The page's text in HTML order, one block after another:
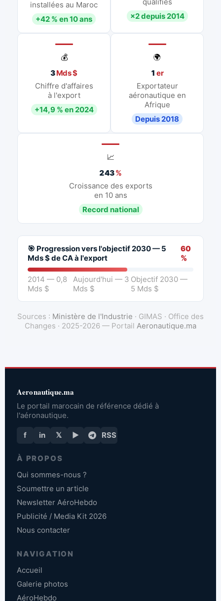
installées au Maroc
+42 % en 10 ans
×2 depuis 2014
💰
3Mds $
Chiffre d'affaires
à l'export
+14,9 % en 2024
🌍
1 er
Exportateur
aéronautique en
Afrique
Depuis 2018
📈
243%
Croissance des exports
en 10 ans
Record national
🎯 Progression vers l'objectif 2030 — 5
Mds $ de CA à l'export
60
%
2014 — 0,8
Mds $
Aujourd'hui — 3
Mds $
Objectif 2030 —
5 Mds $
Sources : Ministère de l'Industrie · GIMAS · Office des
Changes · 2025-2026 — Portail Aeronautique.ma
Aeronautique.ma
Le portail marocain de référence dédié à
l'aéronautique.
f in 𝕏 ▶ RSS
À PROPOS
Qui sommes-nous ?
Soumettre un article
Newsletter AéroHebdo
Publicité / Media Kit 2026
Nous contacter
NAVIGATION
Accueil
Galerie photos
AéroHebdo